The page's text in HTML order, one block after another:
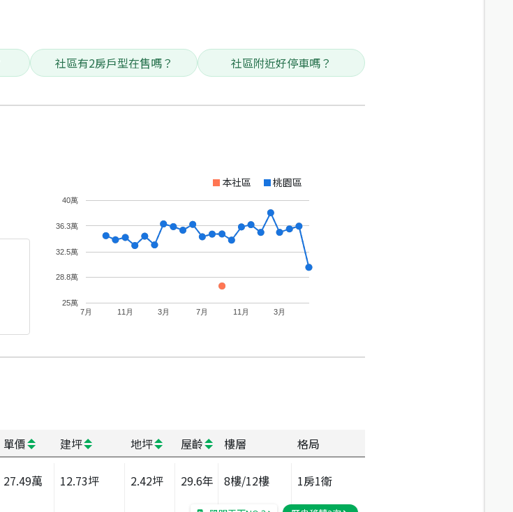
社區有2房戶型在售嗎？ 社區附近好停車嗎？
本社區 桃園區
7月 11月 3月 7月 11月 3月
25萬
28.8萬
32.5萬
36.3萬
40萬
單價 建坪 地坪 屋齡 樓層 格局
27.49萬 12.73坪 2.42坪 29.6年 8樓/12樓 1房1衛